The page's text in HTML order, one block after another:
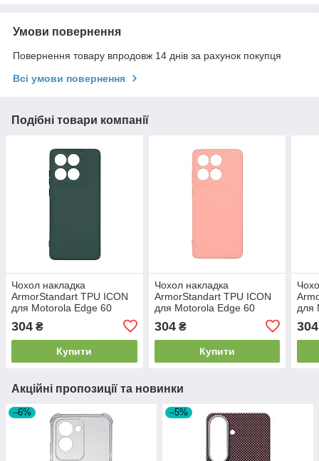
Умови повернення
Повернення товару впродовж 14 днів за рахунок покупця
Всі умови повернення
Подібні товари компанії
Чохол накладка
ArmorStandart TPU ICON
для Motorola Edge 60
Fusion 5G Camera cover
Dark Green (ARM85594)
304 ₴
Купити
Чохол накладка
ArmorStandart TPU ICON
для Motorola Edge 60
Fusion 5G Camera cover
Pink (ARM85595)
304₴
Купити
для
304
Акційні пропозиції та новинки
–6% –5%